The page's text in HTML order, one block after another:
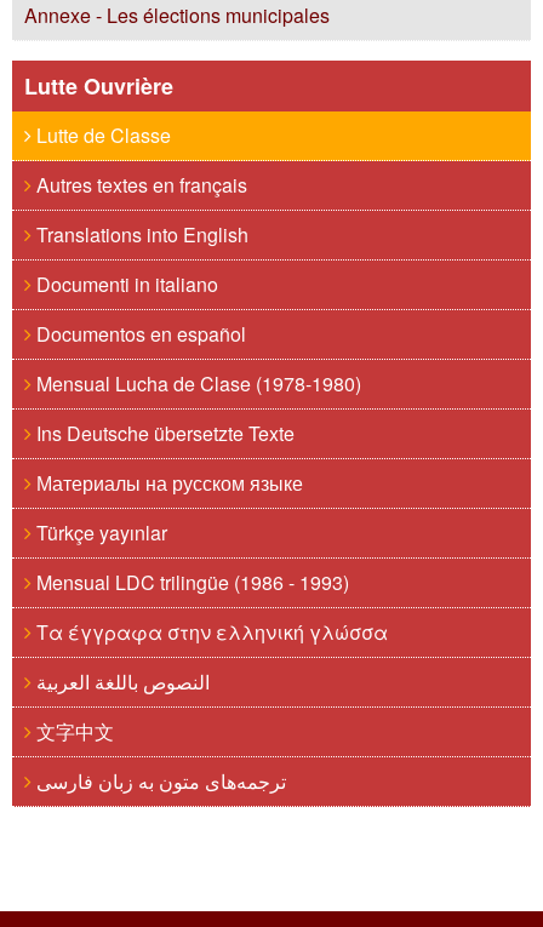
Annexe - Les élections municipales
Lutte Ouvrière
Lutte de Classe
Autres textes en français
Translations into English
Documenti in italiano
Documentos en español
Mensual Lucha de Clase (1978-1980)
Ins Deutsche übersetzte Texte
Материалы на русском языке
Türkçe yayınlar
Mensual LDC trilingüe (1986 - 1993)
Τα έγγραφα στην ελληνική γλώσσα
النصوص باللغة العربية
文字中文
ترجمه‌های متون به زبان فارسی